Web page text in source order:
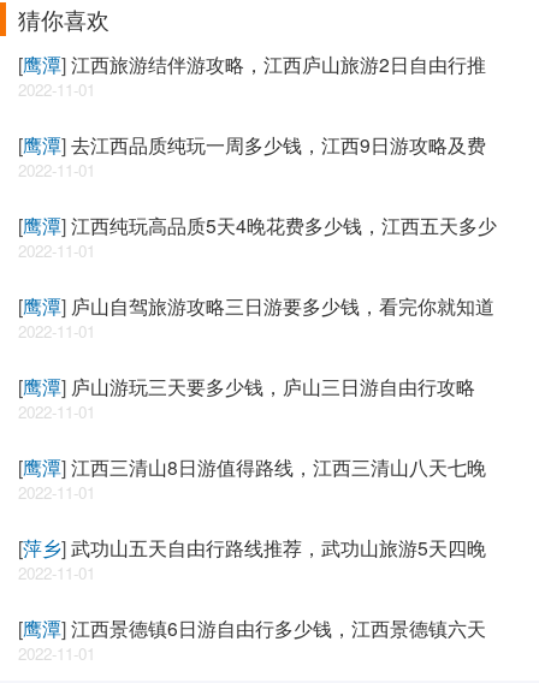
猜你喜欢
[鹰潭]江西旅游结伴游攻略，江西庐山旅游2日自由行推
2022-11-01
[鹰潭]去江西品质纯玩一周多少钱，江西9日游攻略及费
2022-11-01
[鹰潭]江西纯玩高品质5天4晚花费多少钱，江西五天多少
2022-11-01
[鹰潭] 庐山自驾旅游攻略三日游要多少钱，看完你就知道
2022-11-01
[鹰潭] 庐山游玩三天要多少钱，庐山三日游自由行攻略
2022-11-01
[鹰潭]江西三清山8日游值得路线，江西三清山八天七晚
2022-11-01
[萍乡]武功山五天自由行路线推荐，武功山旅游5天四晚
2022-11-01
[鹰潭]江西景德镇6日游自由行多少钱，江西景德镇六天
2022-11-01